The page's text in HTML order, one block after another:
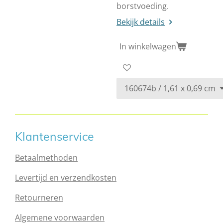
borstvoeding.
Bekijk details
In winkelwagen
Klantenservice
Betaalmethoden
Levertijd en verzendkosten
Retourneren
Algemene voorwaarden